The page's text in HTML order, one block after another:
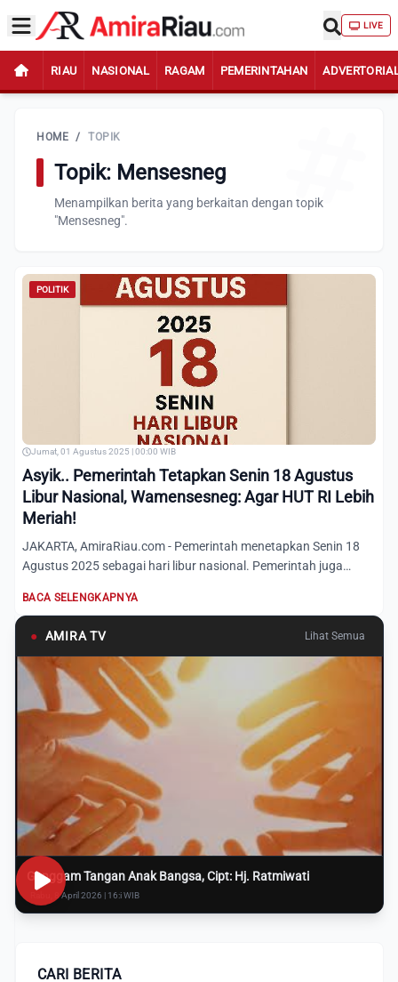
LIVE
RIAU NASIONAL RAGAM PEMERINTAHAN
HOME / TOPIK
Topik: Mensesneg
Menampilkan berita yang berkaitan dengan topik
"Mensesneg".
POLITIK
Jumat, 01 Agustus 2025 | 00:00 WIB
Asyik.. Pemerintah Tetapkan Senin 18 Agustus
Libur Nasional, Wamensesneg: Agar HUT RI Lebih
Meriah!
JAKARTA, AmiraRiau.com - Pemerintah menetapkan Senin 18
Agustus 2025 sebagai hari libur nasional. Pemerintah juga
BACA SELENGKAPNYA
● AMIRA TV Lihat Semua
Genggam Tangan Anak Bangsa, Cipt: Hj. Ratmiwati
Rabu, 8 April 2026 | 16:i WIB
CARI BERITA